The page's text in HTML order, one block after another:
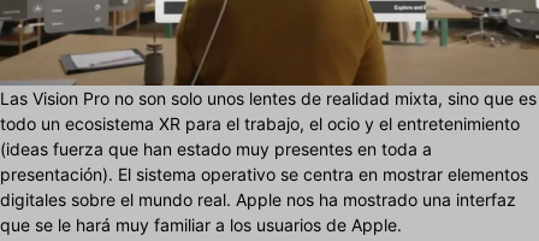
Las Vision Pro no son solo unos lentes de realidad mixta, sino que es
todo un ecosistema XR para el trabajo, el ocio y el entretenimiento
(ideas fuerza que han estado muy presentes en toda a
presentación). El sistema operativo se centra en mostrar elementos
digitales sobre el mundo real. Apple nos ha mostrado una interfaz
que se le hará muy familiar a los usuarios de Apple.